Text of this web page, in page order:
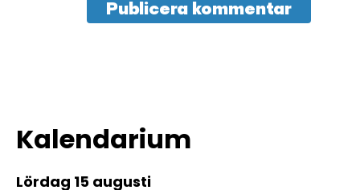
Kalendarium
lördag 15 augusti